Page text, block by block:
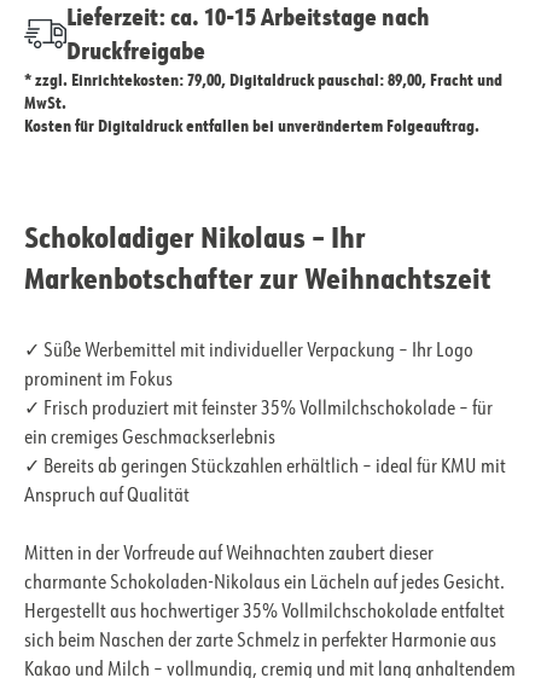
Lieferzeit: ca. 10-15 Arbeitstage nach
Druckfreigabe
* zzgl. Einrichtekosten: 79,00, Digitaldruck pauschal: 89,00, Fracht und
MwSt.
Kosten für Digitaldruck entfallen bei unverändertem Folgeauftrag.
Schokoladiger Nikolaus – Ihr
Markenbotschafter zur Weihnachtszeit
✓ Süße Werbemittel mit individueller Verpackung – Ihr Logo
prominent im Fokus
✓ Frisch produziert mit feinster 35% Vollmilchschokolade – für
ein cremiges Geschmackserlebnis
✓ Bereits ab geringen Stückzahlen erhältlich – ideal für KMU mit
Anspruch auf Qualität
Mitten in der Vorfreude auf Weihnachten zaubert dieser
charmante Schokoladen-Nikolaus ein Lächeln auf jedes Gesicht.
Hergestellt aus hochwertiger 35% Vollmilchschokolade entfaltet
sich beim Naschen der zarte Schmelz in perfekter Harmonie aus
Kakao und Milch – vollmundig, cremig und mit lang anhaltendem